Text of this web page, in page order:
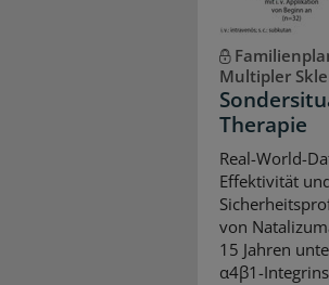
Multipler
Therapie
Real-World-
Effektivität
von
15 Jahren
α4β1-